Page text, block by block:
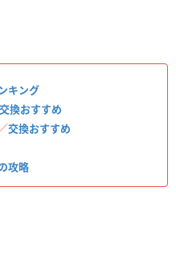
キング
交換おすすめ
交換おすすめ
攻略